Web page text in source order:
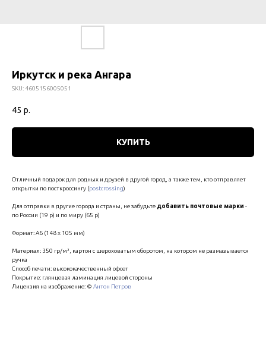
Иркутск и река Ангара
SKU: 4605156005051
45 р.
КУПИТЬ
Отличный подарок для родных и друзей в другой город, а также тем, кто отправляет
открытки по посткроссингу (postcrossing)
Для отправки в другие города и страны, не забудьте добавить почтовые марки -
по России (19 р) и по миру (65 р)
Формат: А6 (148 х 105 мм)
Материал: 350 гр/м², картон с шероховатым оборотом, на котором не размазывается
ручка
Способ печати: высококачественный офсет
Покрытие: глянцевая ламинация лицевой стороны
Лицензия на изображение: © Антон Петров